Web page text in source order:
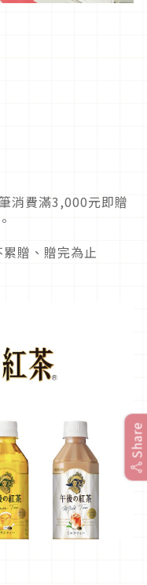
消費滿3,000元即贈
贈、贈完為止
Share